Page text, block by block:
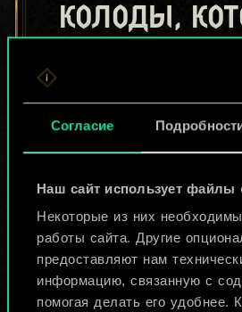
Согласие
Наш сайт использует файлы
Некоторые из них
работы сайта. Другие
предоставляют нам
информацию, связанную с
помогая делать его удобнее.
колоды,
Но их
Назвать колоду и
Изменить